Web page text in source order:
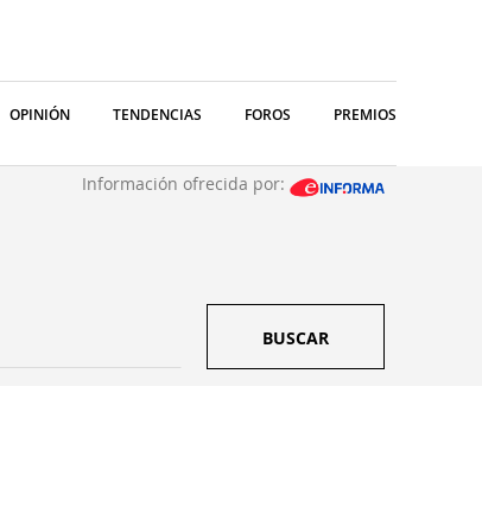
OPINIÓN TENDENCIAS FOROS PREMIOS
Información ofrecida por:
BUSCAR